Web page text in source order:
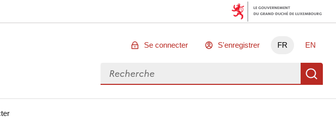
Se connecter S'enregistrer FR EN
Rechercher des données